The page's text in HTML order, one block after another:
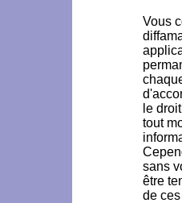
Vous
le
tout
sans
être
de